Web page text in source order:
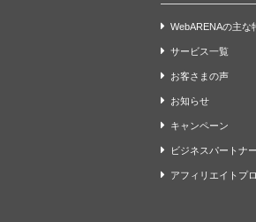
WebARENAの主な
サービス一覧
お客さまの声
お知らせ
キャンペーン
ビジネスパートナー
アフィリエイトプ